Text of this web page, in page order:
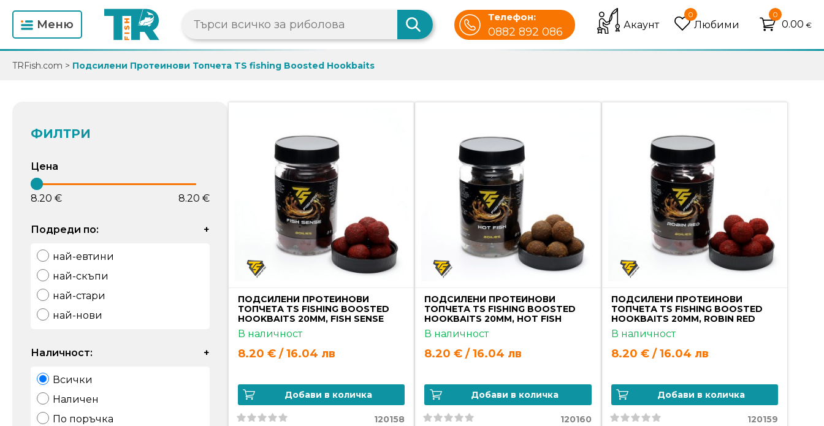
Mеню
Телефон:
0882 892 086
Акаунт
0
Любими
0
0.00 €
TRFish.com > Подсилени Протеинови Топчета TS fishing Boosted Hookbaits
ФИЛТРИ
Цена
8.20 € 8.20 €
Подреди по: +
най-евтини
най-скъпи
най-стари
най-нови
Наличност: +
Всички
Наличен
По поръчка
ПОДСИЛЕНИ ПРОТЕИНОВИ
ТОПЧЕТА TS FISHING BOOSTED
HOOKBAITS 20MM, FISH SENSE
В наличност
8.20 € / 16.04 лв
Добави в количка
120158
ПОДСИЛЕНИ ПРОТЕИНОВИ
ТОПЧЕТА TS FISHING BOOSTED
HOOKBAITS 20MM, HOT FISH
В наличност
8.20 € / 16.04 лв
Добави в количка
120160
ПОДСИЛЕНИ ПРОТЕИНОВИ
ТОПЧЕТА TS FISHING BOOSTED
HOOKBAITS 20MM, ROBIN RED
В наличност
8.20 € / 16.04 лв
Добави в количка
120159